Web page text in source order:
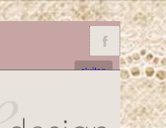
sluiten